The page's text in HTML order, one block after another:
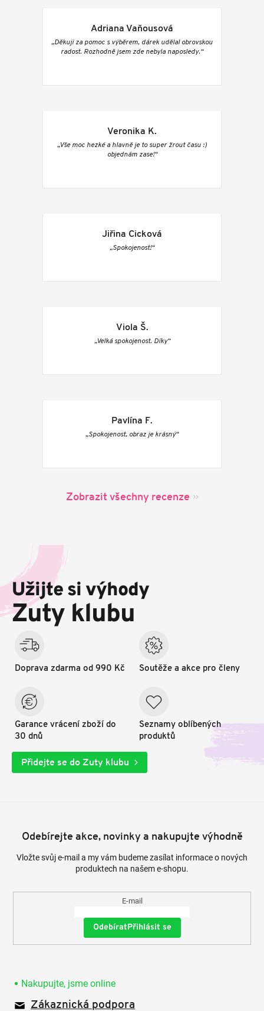
Adriana Vaňousová
„Děkuji za pomoc s výběrem, dárek udělal obrovskou
radost. Rozhodně jsem zde nebyla naposledy.“
Veronika K.
„Vše moc hezké a hlavně je to super žrout času :)
objednám zase!“
Jiřina Cicková
„Spokojenost!“
Viola Š.
„Velká spokojenost. Díky“
Pavlína F.
„Spokojenost, obraz je krásný“
Zobrazit všechny recenze
a
í
Užijte si výhody
Zuty klubu
Doprava zdarma od 990 Kč
Garance vrácení zboží do
30 dnů
Soutěže a akce pro členy
Seznamy oblíbených
produktů
Přidejte se do Zuty klubu
Odebírejte akce, novinky a nakupujte výhodně
Vložte svůj e-mail a my vám budeme zasílat informace o nových
produktech na našem e-shopu.
E-mail
Přihlásit se
Nakupujte, jsme online
Zákaznická podpora